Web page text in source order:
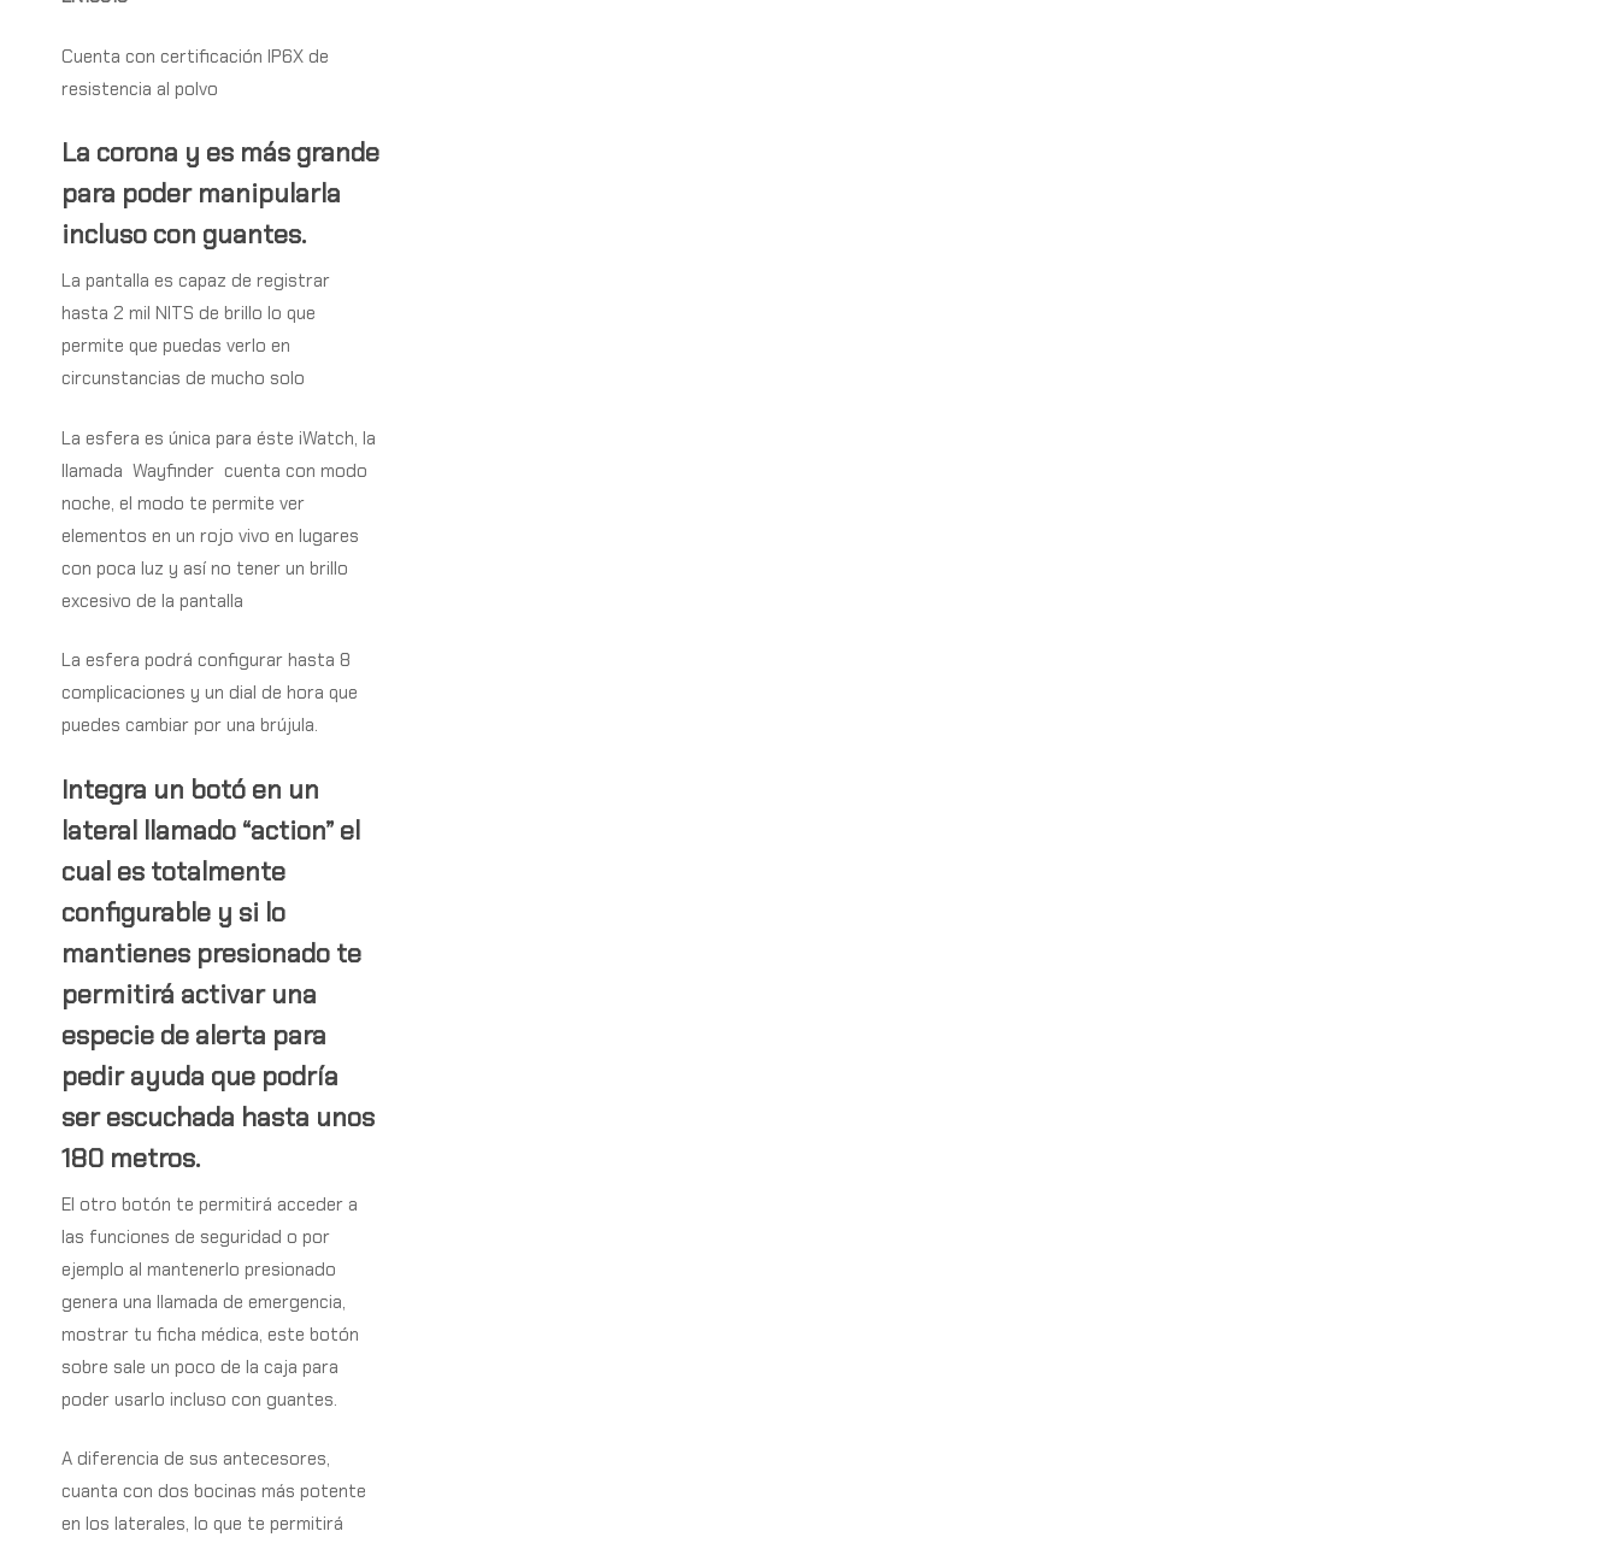
Cuenta con certificación IP6X de
resistencia al polvo
La corona y es más grande
para poder manipularla
incluso con guantes.
La pantalla es capaz de registrar
hasta 2 mil NITS de brillo lo que
permite que puedas verlo en
circunstancias de mucho solo
La esfera es única para éste iWatch, la
llamada Wayfinder cuenta con modo
noche, el modo te permite ver
elementos en un rojo vivo en lugares
con poca luz y así no tener un brillo
excesivo de la pantalla
La esfera podrá configurar hasta 8
complicaciones y un dial de hora que
puedes cambiar por una brújula.
Integra un botó en un
lateral llamado “action” el
cual es totalmente
configurable y si lo
mantienes presionado te
permitirá activar una
especie de alerta para
pedir ayuda que podría
ser escuchada hasta unos
180 metros.
El otro botón te permitirá acceder a
las funciones de seguridad o por
ejemplo al mantenerlo presionado
genera una llamada de emergencia,
mostrar tu ficha médica, este botón
sobre sale un poco de la caja para
poder usarlo incluso con guantes.
A diferencia de sus antecesores,
cuanta con dos bocinas más potente
en los laterales, lo que te permitirá